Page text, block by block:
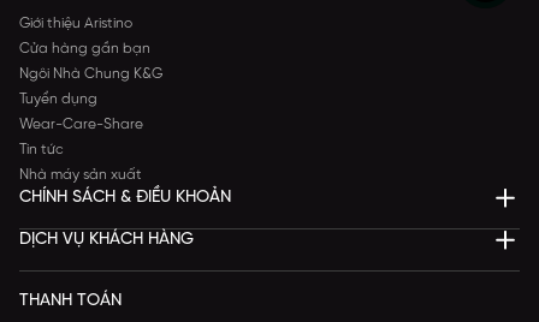
Giới thiệu Aristino
Cửa hàng gần bạn
Ngôi Nhà Chung K&G
Tuyển dụng
Wear-Care-Share
Tin tức
Nhà máy sản xuất
CHÍNH SÁCH & ĐIỀU KHOẢN
DỊCH VỤ KHÁCH HÀNG
THANH TOÁN